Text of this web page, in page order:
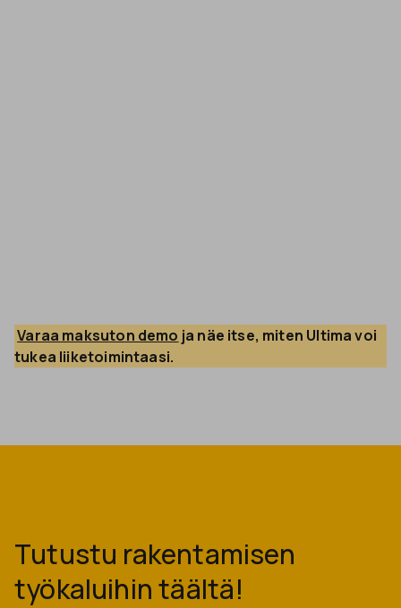
Varaa maksuton demo ja näe itse, miten Ultima voi
tukea liiketoimintaasi.
Tutustu rakentamisen
työkaluihin täältä!